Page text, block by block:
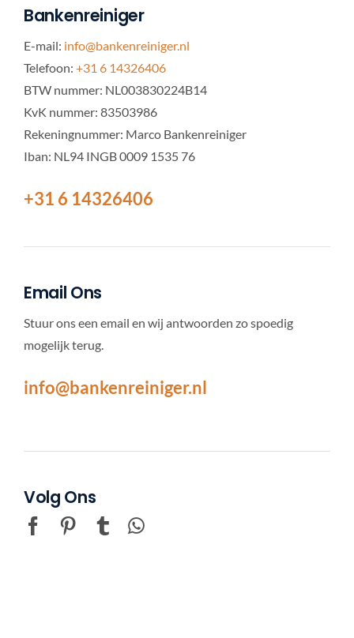
Bankenreiniger
E-mail: info@bankenreiniger.nl
Telefoon: +31 6 14326406
BTW nummer: NL003830224B14
KvK nummer: 83503986
Rekeningnummer: Marco Bankenreiniger
Iban: NL94 INGB 0009 1535 76
+31 6 14326406
Email Ons
Stuur ons een email en wij antwoorden zo spoedig
mogelijk terug.
info@bankenreiniger.nl
Volg Ons